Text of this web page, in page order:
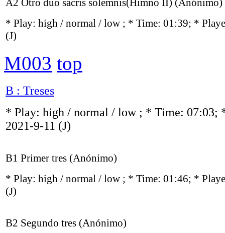
A2 Otro duo sacris solemnis(Himno II) (Anónimo)
* Play: high / normal / low ; * Time: 01:39; *
(J)
M003 top
B : Treses
* Play: high / normal / low ; * Time: 07:03;
2021-9-11 (J)
B1 Primer tres (Anónimo)
* Play: high / normal / low ; * Time: 01:46; *
(J)
B2 Segundo tres (Anónimo)